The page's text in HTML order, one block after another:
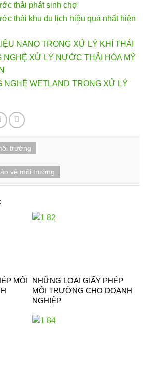
thải phát sinh chợ
thải khu du lịch hiệu quả nhất hiện
NANO TRONG XỬ LÝ KHÍ THẢI
NGHỆ XỬ LÝ NƯỚC THẢI HÓA MỸ
NGHỆ WETLAND TRONG XỬ LÝ
trường
vệ môi trường
MÔI
NHỮNG LOẠI GIẤY PHÉP
MÔI TRƯỜNG CHO DOANH
NGHIỆP